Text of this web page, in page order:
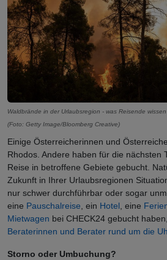
Waldbrände in der Urlaubsregion - was Reisende
(Foto: Getty Image/Bloomberg Creative)
Einige Österreicherinnen und
Rhodos. Andere haben für die nächsten
Reise in betroffene Gebiete gebucht.
Zukunft in Ihrer Urlaubsregionen
nur schwer durchführbar oder sogar
eine Pauschalreise , ein Hotel , eine
Mietwagen bei CHECK24 gebucht
Beraterinnen und Berater rund um die
Storno oder Umbuchung?